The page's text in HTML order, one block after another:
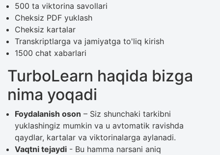
500 ta viktorina savollari
Cheksiz PDF yuklash
Cheksiz kartalar
Transkriptlarga va jamiyatga to'liq kirish
1500 chat xabarlari
TurboLearn haqida bizga
nima yoqadi
Foydalanish oson – Siz shunchaki tarkibni
yuklashingiz mumkin va u avtomatik ravishda
qaydlar, kartalar va viktorinalarga aylanadi.
Vaqtni tejaydi - Bu hamma narsani aniq